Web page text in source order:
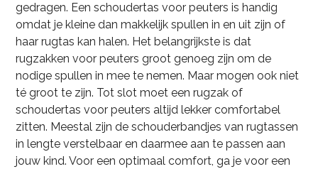
gedragen. Een schoudertas voor peuters is handig
omdat je kleine dan makkelijk spullen in en uit zijn of
haar rugtas kan halen. Het belangrijkste is dat
rugzakken voor peuters groot genoeg zijn om de
nodige spullen in mee te nemen. Maar mogen ook niet
té groot te zijn. Tot slot moet een rugzak of
schoudertas voor peuters altijd lekker comfortabel
zitten. Meestal zijn de schouderbandjes van rugtassen
in lengte verstelbaar en daarmee aan te passen aan
jouw kind. Voor een optimaal comfort, ga je voor een